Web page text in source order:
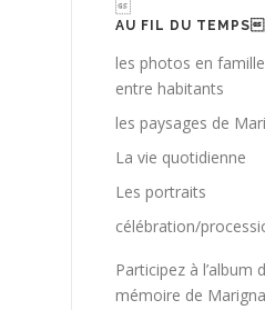
AU FIL DU TEMPS
les photos en
entre habitants
les paysages de
La vie quotidienne
Les portraits
célébration/
Participez à l’album
mémoire de